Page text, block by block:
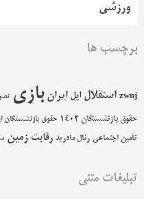
ورزشی
برچسب ها
zwnj استقلال اپل ایران بازی
حقوق بازنشستگان 1402 حقوق بازنشستگان
تامین اجتماعی رئال مادرید رقابت زمین
تبلیغات متنی